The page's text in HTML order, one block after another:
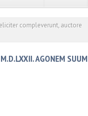
compleverunt, auctore
AGONEM SUUM